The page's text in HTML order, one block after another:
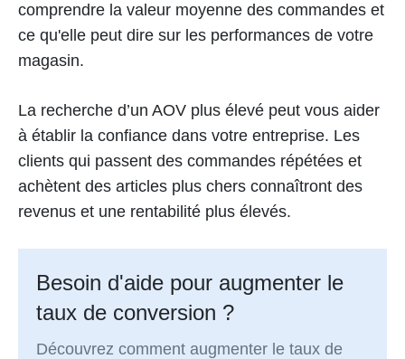
comprendre la valeur moyenne des commandes et
ce qu'elle peut dire sur les performances de votre
magasin.
La recherche d’un AOV plus élevé peut vous aider
à établir la confiance dans votre entreprise. Les
clients qui passent des commandes répétées et
achètent des articles plus chers connaîtront des
revenus et une rentabilité plus élevés.
Besoin d'aide pour augmenter le
taux de conversion ?
Découvrez comment augmenter le taux de